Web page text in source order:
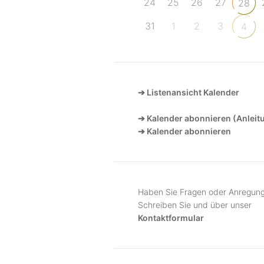
24
25 26 27 28
31
1 2 3 4
➔ Listenansicht Kalender
➔ Kalender abonnieren
➔ Kalender abonnieren
Haben Sie Fragen oder
Schreiben Sie und über unser
Kontaktformular